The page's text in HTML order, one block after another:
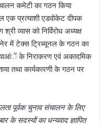
कमेटी का गठन किया
एक प्रत्याशी एडवोकेट दीपक
व्यास को निर्विरोध अध्यक्ष
में टेक्स ट्रिब्यूनल के गठन का
के निराकरण एवं अकादमिक
तथा कार्यकारणी के गठन पर
पूर्वक चुनाव संचालन के लिए
के सदस्यों का धन्यवाद ज्ञापित